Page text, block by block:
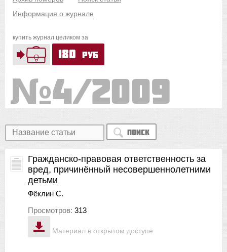
Информация о журнале
купить журнал целиком за
180 руб
4/2009
Поиск
Материал в открытом доступе
Гражданско-правовая ответственность за
вред, причинённый несовершеннолетними
детьми
Фёклин С.
Просмотров: 313